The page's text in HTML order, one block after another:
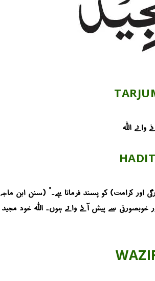
اللہ
اور کرامت) کو پسند فرماتا ہے۔” (سنن ابن
سے پیش آنے والے ہوں۔ اللہ خود